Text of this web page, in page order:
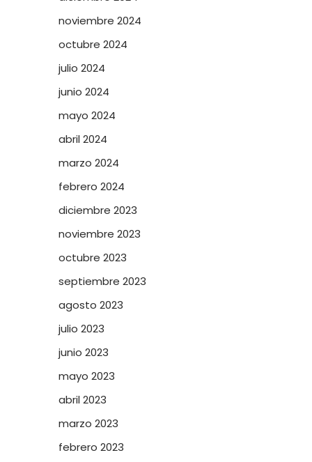
noviembre 2024
octubre 2024
julio 2024
junio 2024
mayo 2024
abril 2024
marzo 2024
febrero 2024
diciembre 2023
noviembre 2023
octubre 2023
septiembre 2023
agosto 2023
julio 2023
junio 2023
mayo 2023
abril 2023
marzo 2023
febrero 2023